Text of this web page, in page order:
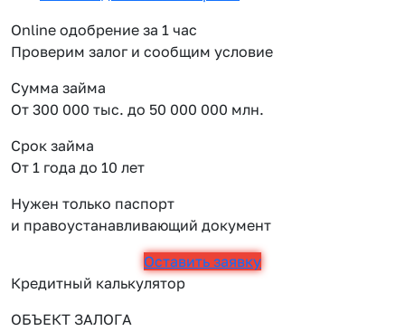
Online одобрение за 1 час
Проверим залог и сообщим условие
Сумма займа
От 300 000 тыс. до 50 000 000 млн.
Срок займа
От 1 года до 10 лет
Нужен только паспорт
и правоустанавливающий документ
Оставить заявку
Кредитный калькулятор
ОБЪЕКТ ЗАЛОГА